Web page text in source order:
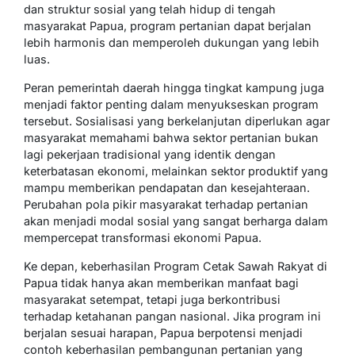
dan struktur sosial yang telah hidup di tengah
masyarakat Papua, program pertanian dapat berjalan
lebih harmonis dan memperoleh dukungan yang lebih
luas.
Peran pemerintah daerah hingga tingkat kampung juga
menjadi faktor penting dalam menyukseskan program
tersebut. Sosialisasi yang berkelanjutan diperlukan agar
masyarakat memahami bahwa sektor pertanian bukan
lagi pekerjaan tradisional yang identik dengan
keterbatasan ekonomi, melainkan sektor produktif yang
mampu memberikan pendapatan dan kesejahteraan.
Perubahan pola pikir masyarakat terhadap pertanian
akan menjadi modal sosial yang sangat berharga dalam
mempercepat transformasi ekonomi Papua.
Ke depan, keberhasilan Program Cetak Sawah Rakyat di
Papua tidak hanya akan memberikan manfaat bagi
masyarakat setempat, tetapi juga berkontribusi
terhadap ketahanan pangan nasional. Jika program ini
berjalan sesuai harapan, Papua berpotensi menjadi
contoh keberhasilan pembangunan pertanian yang